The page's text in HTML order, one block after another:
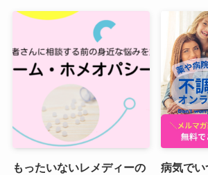
もったいないレメディーの
病気でい